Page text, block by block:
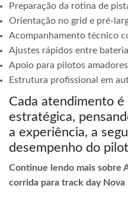
Preparação da rotina de
Orientação no grid e pré-
Acompanhamento técnico
Ajustes rápidos entre
Apoio para pilotos
Estrutura profissional em
Cada atendimento
estratégica,
a experiência, a
desempenho do
Continue lendo mais sobre
corrida para track day